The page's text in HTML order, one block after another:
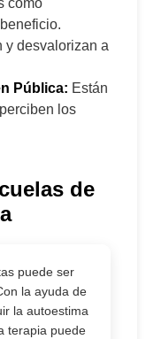
como
y desvalorizan a
Pública: Están
los
de
puede ser
la ayuda de
la autoestima
terapia puede